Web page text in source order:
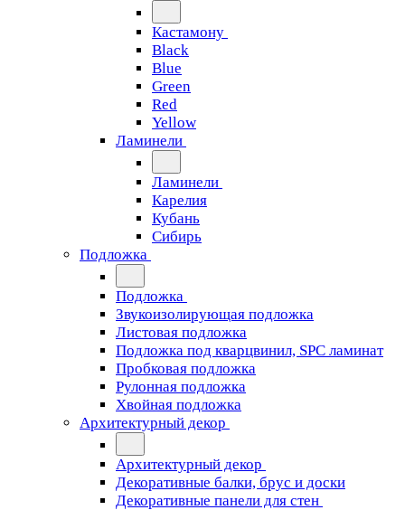
Кастамону
Black
Blue
Green
Red
Yellow
Ламинели
Ламинели
Карелия
Кубань
Сибирь
Подложка
Подложка
Звукоизолирующая подложка
Листовая подложка
Подложка под кварцвинил, SPC ламинат
Пробковая подложка
Рулонная подложка
Хвойная подложка
Архитектурный декор
Архитектурный декор
Декоративные балки, брус и доски
Декоративные панели для стен